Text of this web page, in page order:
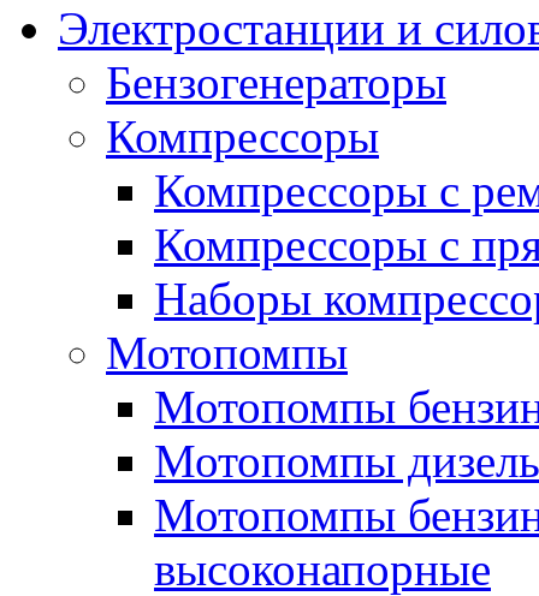
Электростанции и
Бензогенераторы
Компрессоры
Компрессоры с
Компрессоры с
Наборы
Мотопомпы
Мотопомпы
Мотопомпы
Мотопомпы
высоконапорные